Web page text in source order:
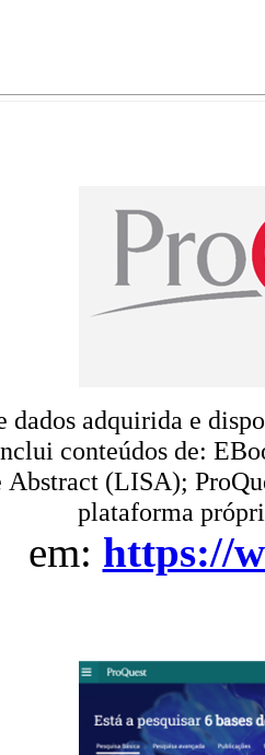
dados adquirida e
conteúdos de:
Abstract (LISA);
plataforma
em: https://